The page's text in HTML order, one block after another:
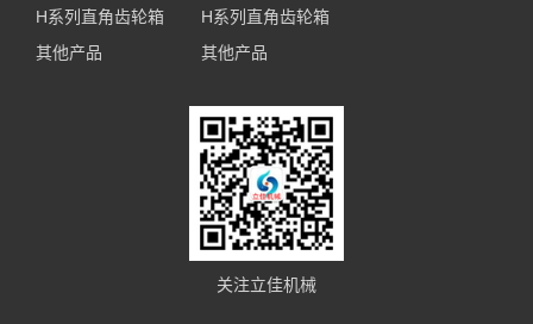
H系列直角齿轮箱
其他产品
H系列直角齿轮箱
其他产品
关注立佳机械